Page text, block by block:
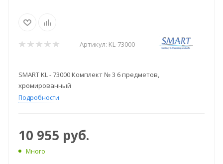
Артикул: KL-73000
SMART KL - 73000 Комплект № 3 6 предметов,
хромированный
Подробности
10 955 руб.
Много